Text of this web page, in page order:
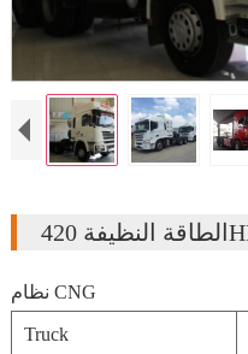
نظام CNG
Truck